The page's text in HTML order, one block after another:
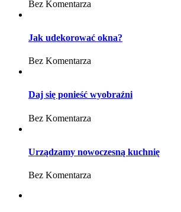
Bez Komentarza
Jak udekorować okna?
Bez Komentarza
Daj się ponieść wyobraźni
Bez Komentarza
Urządzamy nowoczesną kuchnię
Bez Komentarza